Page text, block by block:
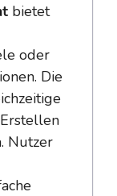
bietet
oder
Die
Nutzer